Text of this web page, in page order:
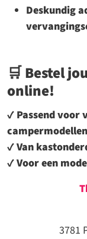
Deskundig
🛒Bestel
online!
✔ Passend voor
campermodellen
✔Van
✔Voor een
3781